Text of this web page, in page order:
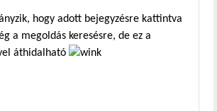
hogy adott bejegyzésre kattintva
a megoldás keresésre, de ez a
áthidalható